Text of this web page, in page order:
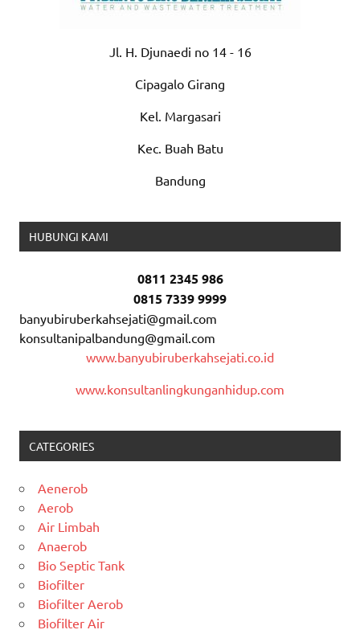
Jl. H. Djunaedi no 14 - 16
Cipagalo Girang
Kel. Margasari
Kec. Buah Batu
Bandung
HUBUNGI KAMI
0811 2345 986
0815 7339 9999
banyubiruberkahsejati@gmail.com
konsultanipalbandung@gmail.com
www.banyubiruberkahsejati.co.id
www.konsultanlingkunganhidup.com
CATEGORIES
Aenerob
Aerob
Air Limbah
Anaerob
Bio Septic Tank
Biofilter
Biofilter Aerob
Biofilter Air